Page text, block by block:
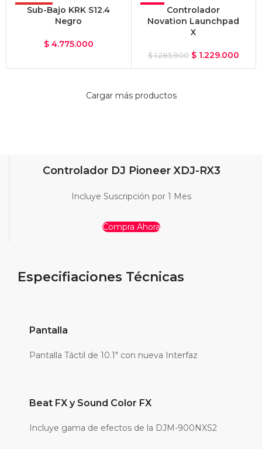
OFERTA
Sub-Bajo KRK S12.4
Negro
$4.775.000
OFERTA
Controlador
Novation Launchpad
X
$1.285.900 $1.229.000
Cargar más productos
Especifiaciones Técnicas
Pantalla
Pantalla Táctil de 10.1" con nueva Interfaz
Beat FX y Sound Color FX
Incluye gama de efectos de la DJM-900NXS2
Controlador DJ Pioneer XDJ-RX3
Incluye Suscripción por 1 Mes
Compra Ahora